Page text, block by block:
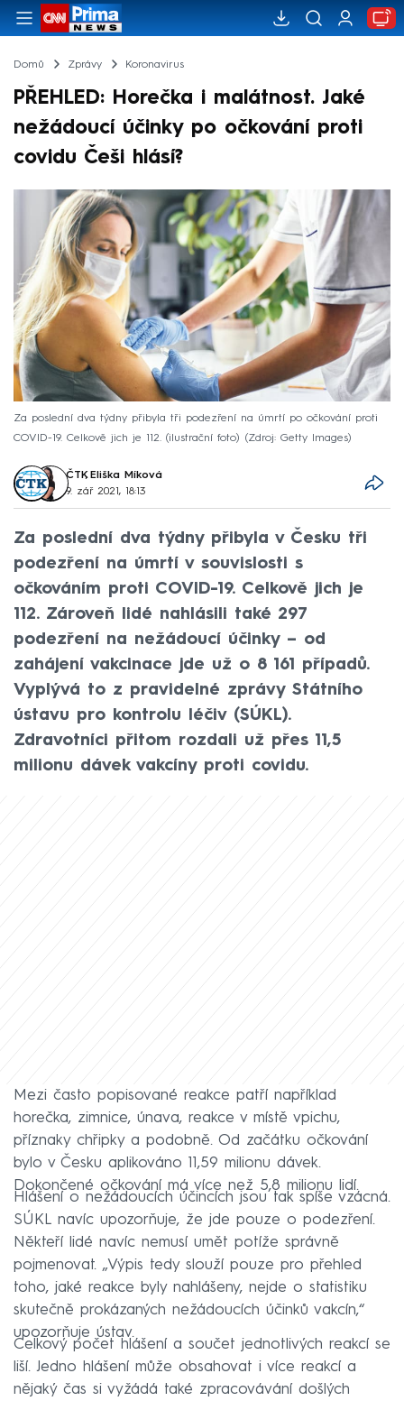
Domů Zprávy Koronavirus
PŘEHLED: Horečka i malátnost. Jaké
nežádoucí účinky po očkování proti
covidu Češi hlásí?
Za poslední dva týdny přibyla tři podezření na úmrtí po očkování proti
COVID-19. Celkově jich je 112. (ilustrační foto)
Zdroj: Getty Images
ČTK, Eliška Míková
9. zář 2021, 18:13
Za poslední dva týdny přibyla v Česku tři
podezření na úmrtí v souvislosti s
očkováním proti COVID-19. Celkově jich je
112. Zároveň lidé nahlásili také 297
podezření na nežádoucí účinky – od
zahájení vakcinace jde už o 8 161 případů.
Vyplývá to z pravidelné zprávy Státního
ústavu pro kontrolu léčiv (SÚKL).
Zdravotníci přitom rozdali už přes 11,5
milionu dávek vakcíny proti covidu.
Mezi často popisované reakce patří například
horečka, zimnice, únava, reakce v místě vpichu,
příznaky chřipky a podobně. Od začátku očkování
bylo v Česku aplikováno 11,59 milionu dávek.
Dokončené očkování má více než 5,8 milionu lidí.
Hlášení o nežádoucích účincích jsou tak spíše vzácná.
SÚKL navíc upozorňuje, že jde pouze o podezření.
Někteří lidé navíc nemusí umět potíže správně
pojmenovat. „Výpis tedy slouží pouze pro přehled
toho, jaké reakce byly nahlášeny, nejde o statistiku
skutečně prokázaných nežádoucích účinků vakcín,“
upozorňuje ústav.
Celkový počet hlášení a součet jednotlivých reakcí se
liší. Jedno hlášení může obsahovat i více reakcí a
nějaký čas si vyžádá také zpracovávání došlých